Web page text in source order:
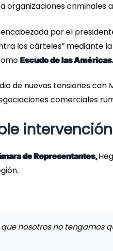
organizaciones criminales
por el
los cárteles” mediante
Escudo de las
de nuevas tensiones con
comerciales
de Representantes,
nosotros no tengamos